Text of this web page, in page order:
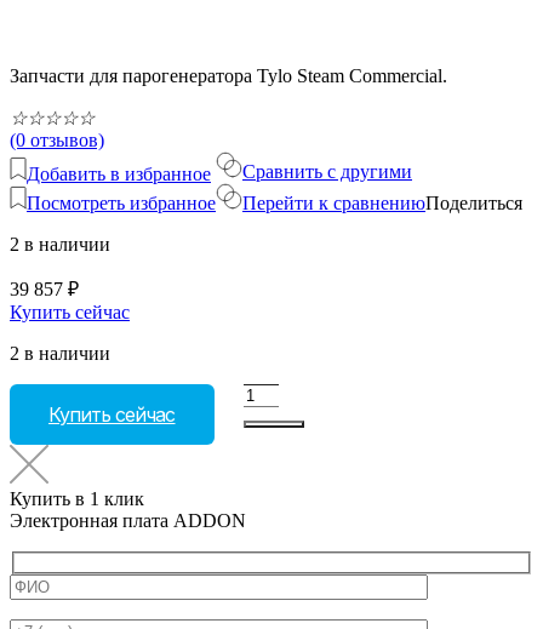
Запчасти для парогенератора Tylo Steam Commercial.
☆☆☆☆☆
(0 отзывов)
Добавить в избранное
Посмотреть избранное
Сравнить с другими
Перейти к сравнениюПоделиться
2 в наличии
39 857 ₽
Купить сейчас
2 в наличии
Купить сейчас
Количество
Купить в 1 клик
Электронная плата ADDON